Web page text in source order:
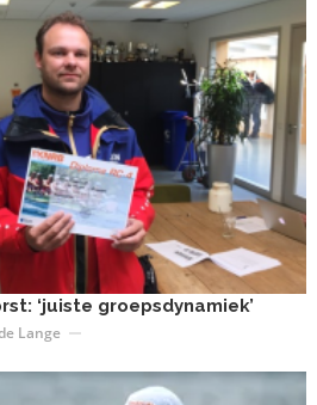
‘juiste groepsdynamiek’
Lange